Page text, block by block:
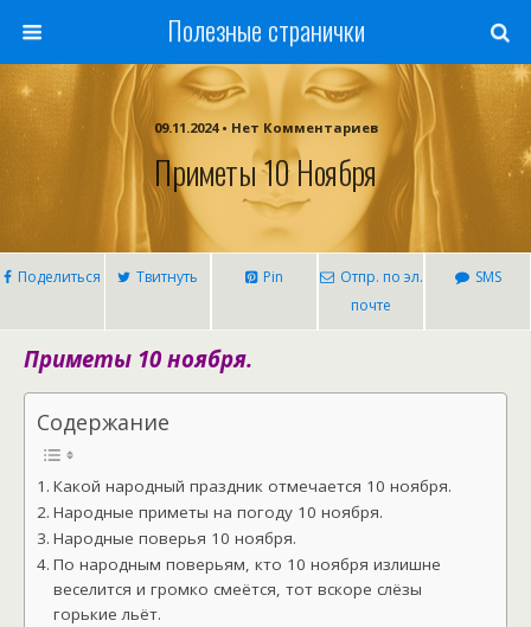
Полезные странички
09.11.2024 • Нет Комментариев
Приметы 10 Ноября
Поделиться Твитнуть Pin
Отпр. по эл.
почте
SMS
Приметы 10 ноября.
Содержание
Какой народный праздник отмечается 10 ноября.
Народные приметы на погоду 10 ноября.
Народные поверья 10 ноября.
По народным поверьям, кто 10 ноября излишне
веселится и громко смеётся, тот вскоре слёзы
горькие льёт.